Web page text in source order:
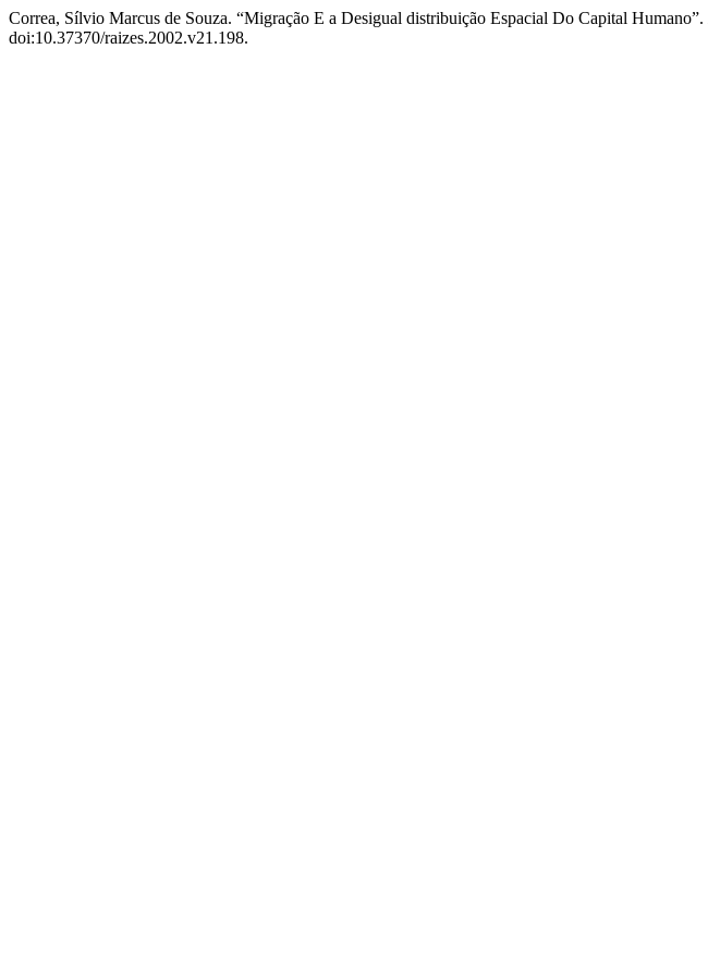
Correa, Sílvio Marcus de Souza. “Migração E a Desigual distribuição Espacial Do Capital Humano”.
doi:10.37370/raizes.2002.v21.198.